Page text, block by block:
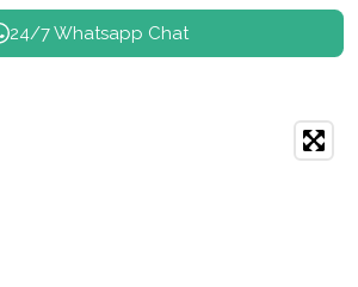
24/7 Whatsapp Chat